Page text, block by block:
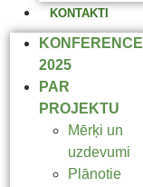
KONTAKTI
KONFERENCE
2025
PAR
PROJEKTU
Mērķi un
uzdevumi
Plānotie